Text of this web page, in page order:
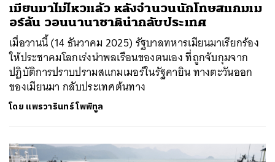
เมียนมาไม่ไหวแล้ว หลังจำนวนนักโทษสแกมเม
อร์ล้น วอนนานาชาตินำกลับประเทศ
เมื่อวานนี้ (14 ธันวาคม 2025) รัฐบาลทหารเมียนมาเรียกร้อง
ให้ประชาคมโลกเร่งนำพลเรือนของตนเอง ที่ถูกจับกุมจาก
ปฏิบัติการปราบปรามสแกมเมอร์ในรัฐคายิน ทางตะวันออก
ของเมียนมา กลับประเทศต้นทาง
โดย แพรวารินทร์ โพพิทูล